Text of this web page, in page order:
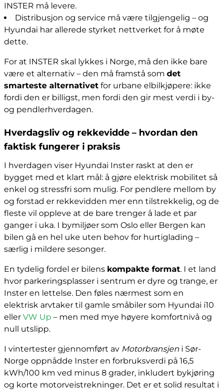
INSTER må levere.
Distribusjon og service må være tilgjengelig – og
Hyundai har allerede styrket nettverket for å møte
dette.
For at INSTER skal lykkes i Norge, må den ikke bare
være et alternativ – den må framstå som det
smarteste alternativet for urbane elbilkjøpere: ikke
fordi den er billigst, men fordi den gir mest verdi i by-
og pendlerhverdagen.
Hverdagsliv og rekkevidde – hvordan den
faktisk fungerer i praksis
I hverdagen viser Hyundai Inster raskt at den er
bygget med et klart mål: å gjøre elektrisk mobilitet så
enkel og stressfri som mulig. For pendlere mellom by
og forstad er rekkevidden mer enn tilstrekkelig, og de
fleste vil oppleve at de bare trenger å lade et par
ganger i uka. I bymiljøer som Oslo eller Bergen kan
bilen gå en hel uke uten behov for hurtiglading –
særlig i mildere sesonger.
En tydelig fordel er bilens kompakte format. I et land
hvor parkeringsplasser i sentrum er dyre og trange, er
Inster en lettelse. Den føles nærmest som en
elektrisk arvtaker til gamle småbiler som Hyundai i10
eller VW Up – men med mye høyere komfortnivå og
null utslipp.
I vintertester gjennomført av Motorbransjen i Sør-
Norge oppnådde Inster en forbruksverdi på 16,5
kWh/100 km ved minus 8 grader, inkludert bykjøring
og korte motorveistrekninger. Det er et solid resultat i